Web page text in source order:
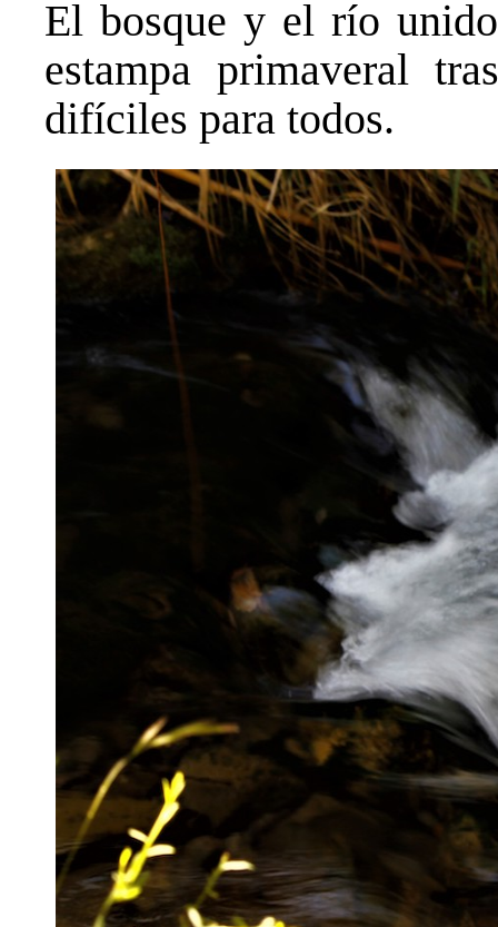
El bosque y el río
estampa primaveral
difíciles para todos.